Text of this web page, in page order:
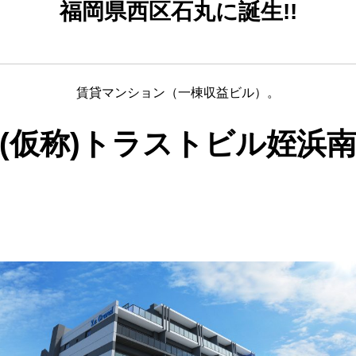
福岡県西区石丸に誕生!!
賃貸マンション（一棟収益ビル）。
仮称)トラストビル姪浜